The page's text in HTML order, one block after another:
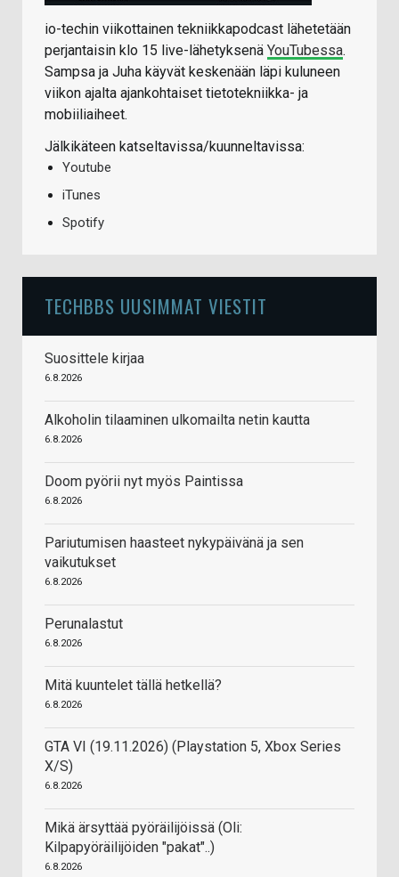
io-techin viikottainen tekniikkapodcast lähetetään
perjantaisin klo 15 live-lähetyksenä YouTubessa.
Sampsa ja Juha käyvät keskenään läpi kuluneen
viikon ajalta ajankohtaiset tietotekniikka- ja
mobiiliaiheet.
Jälkikäteen katseltavissa/kuunneltavissa:
Youtube
iTunes
Spotify
TECHBBS UUSIMMAT VIESTIT
Suosittele kirjaa
6.8.2026
Alkoholin tilaaminen ulkomailta netin kautta
6.8.2026
Doom pyörii nyt myös Paintissa
6.8.2026
Pariutumisen haasteet nykypäivänä ja sen
vaikutukset
6.8.2026
Perunalastut
6.8.2026
Mitä kuuntelet tällä hetkellä?
6.8.2026
GTA VI (19.11.2026) (Playstation 5, Xbox Series
X/S)
6.8.2026
Mikä ärsyttää pyöräilijöissä (Oli:
Kilpapyöräilijöiden "pakat"..)
6.8.2026